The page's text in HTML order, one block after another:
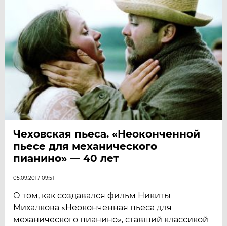
Чеховская пьеса. «Неоконченной
пьесе для механического
пианино» — 40 лет
05.09.2017 09:51
О том, как создавался фильм Никиты
Михалкова «Неоконченная пьеса для
механического пианино», ставший классикой